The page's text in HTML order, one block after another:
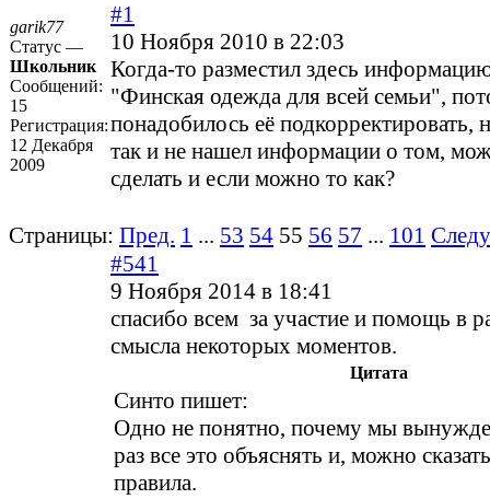
garik77
Статус —
Школьник
Сообщений:
15
Регистрация:
12 Декабря
2009
#1
10 Ноября 2010 в 22:03
Когда-то разместил здесь
"Финская одежда для всей семьи",
понадобилось её подкорректировать,
так и не нашел информации о том,
сделать и если можно то как?
Страницы: Пред. 1 ... 53 54 55 56 57 ... 101
#541
9 Ноября 2014 в 18:41
спасибо всем за участие и помощь в
смысла некоторых моментов.
Цитата
Синто пишет:
Одно не понятно, почему мы
раз все это объяснять и, можно
правила.